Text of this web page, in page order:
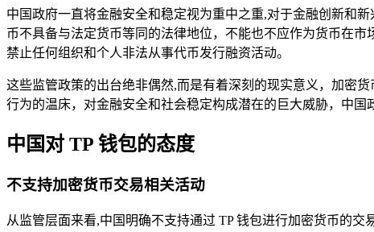
中国政府一直将金融安全和稳定视为重中之重,对于金融创新和
币不具备与法定货币等同的法律地位，不能也不应作为货币在
禁止任何组织和个人非法从事代币发行融资活动。
这些监管政策的出台绝非偶然,而是有着深刻的现实意义，加密
行为的温床，对金融安全和社会稳定构成潜在的巨大威胁，中
中国对 TP 钱包的态度
不支持加密货币交易相关活动
从监管层面来看,中国明确不支持通过 TP 钱包进行加密货币的